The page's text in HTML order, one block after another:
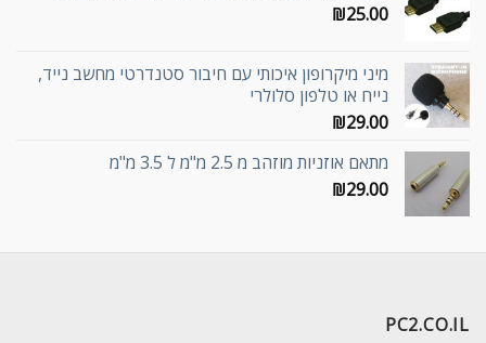
₪25.00
מיני מיקרופון איכותי עם חיבור סטנדרטי מחשב נייד,
נייח או טלפון סלולרי
₪29.00
מתאם אוזניות מוזהב מ 2.5 מ"מ ל 3.5 מ"מ
₪29.00
PC2.CO.IL